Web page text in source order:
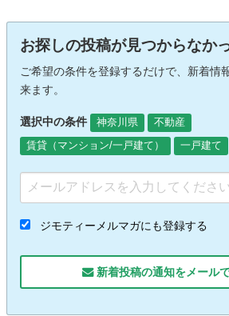
お探しの投稿が見つからなか
ご希望の条件を登録するだけで、新着情
来ます。
選択中の条件 神奈川県
不動産
賃貸（マンション/一戸建て）
一戸建て
ジモティーメルマガにも登録する
新着投稿の通知をメール